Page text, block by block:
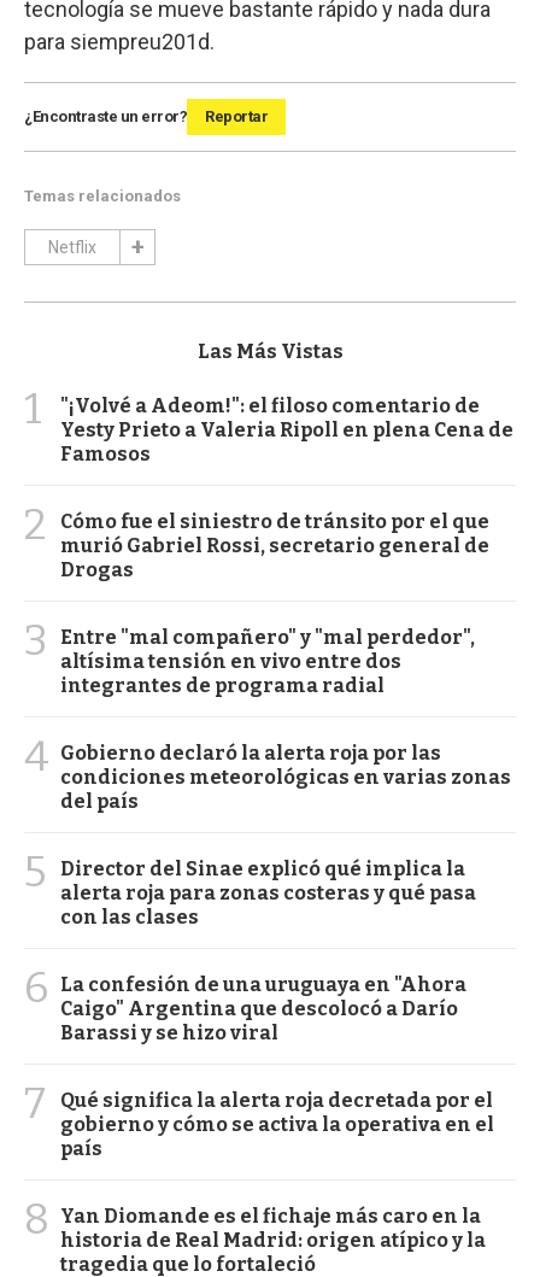
tecnología se mueve bastante rápido y nada dura
para siempreu201d.
¿Encontraste un error? Reportar
Temas relacionados
Netflix
Las Más Vistas
1
"¡Volvé a Adeom!": el filoso comentario de
Yesty Prieto a Valeria Ripoll en plena Cena de
Famosos
2
Cómo fue el siniestro de tránsito por el que
murió Gabriel Rossi, secretario general de
Drogas
3
Entre "mal compañero" y "mal perdedor",
altísima tensión en vivo entre dos
integrantes de programa radial
4 Gobierno declaró la alerta roja por las
condiciones meteorológicas en varias zonas
del país
5
Director del Sinae explicó qué implica la
alerta roja para zonas costeras y qué pasa
con las clases
6
La confesión de una uruguaya en "Ahora
Caigo" Argentina que descolocó a Darío
Barassi y se hizo viral
7
Qué significa la alerta roja decretada por el
gobierno y cómo se activa la operativa en el
país
8
Yan Diomande es el fichaje más caro en la
historia de Real Madrid: origen atípico y la
tragedia que lo fortaleció